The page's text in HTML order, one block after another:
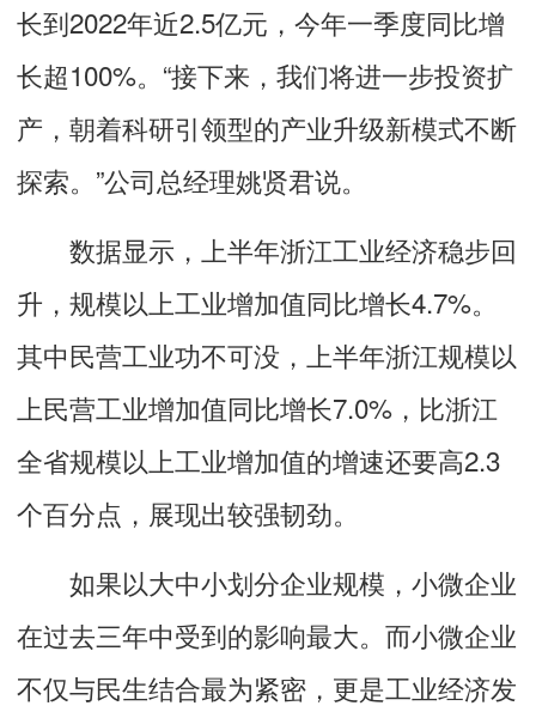
长到2022年近2.5亿元，今年一季度同比增
长超100%。“接下来，我们将进一步投资扩
产，朝着科研引领型的产业升级新模式不断
探索。”公司总经理姚贤君说。
数据显示，上半年浙江工业经济稳步回
升，规模以上工业增加值同比增长4.7%。
其中民营工业功不可没，上半年浙江规模以
上民营工业增加值同比增长7.0%，比浙江
全省规模以上工业增加值的增速还要高2.3
个百分点，展现出较强韧劲。
如果以大中小划分企业规模，小微企业
在过去三年中受到的影响最大。而小微企业
不仅与民生结合最为紧密，更是工业经济发